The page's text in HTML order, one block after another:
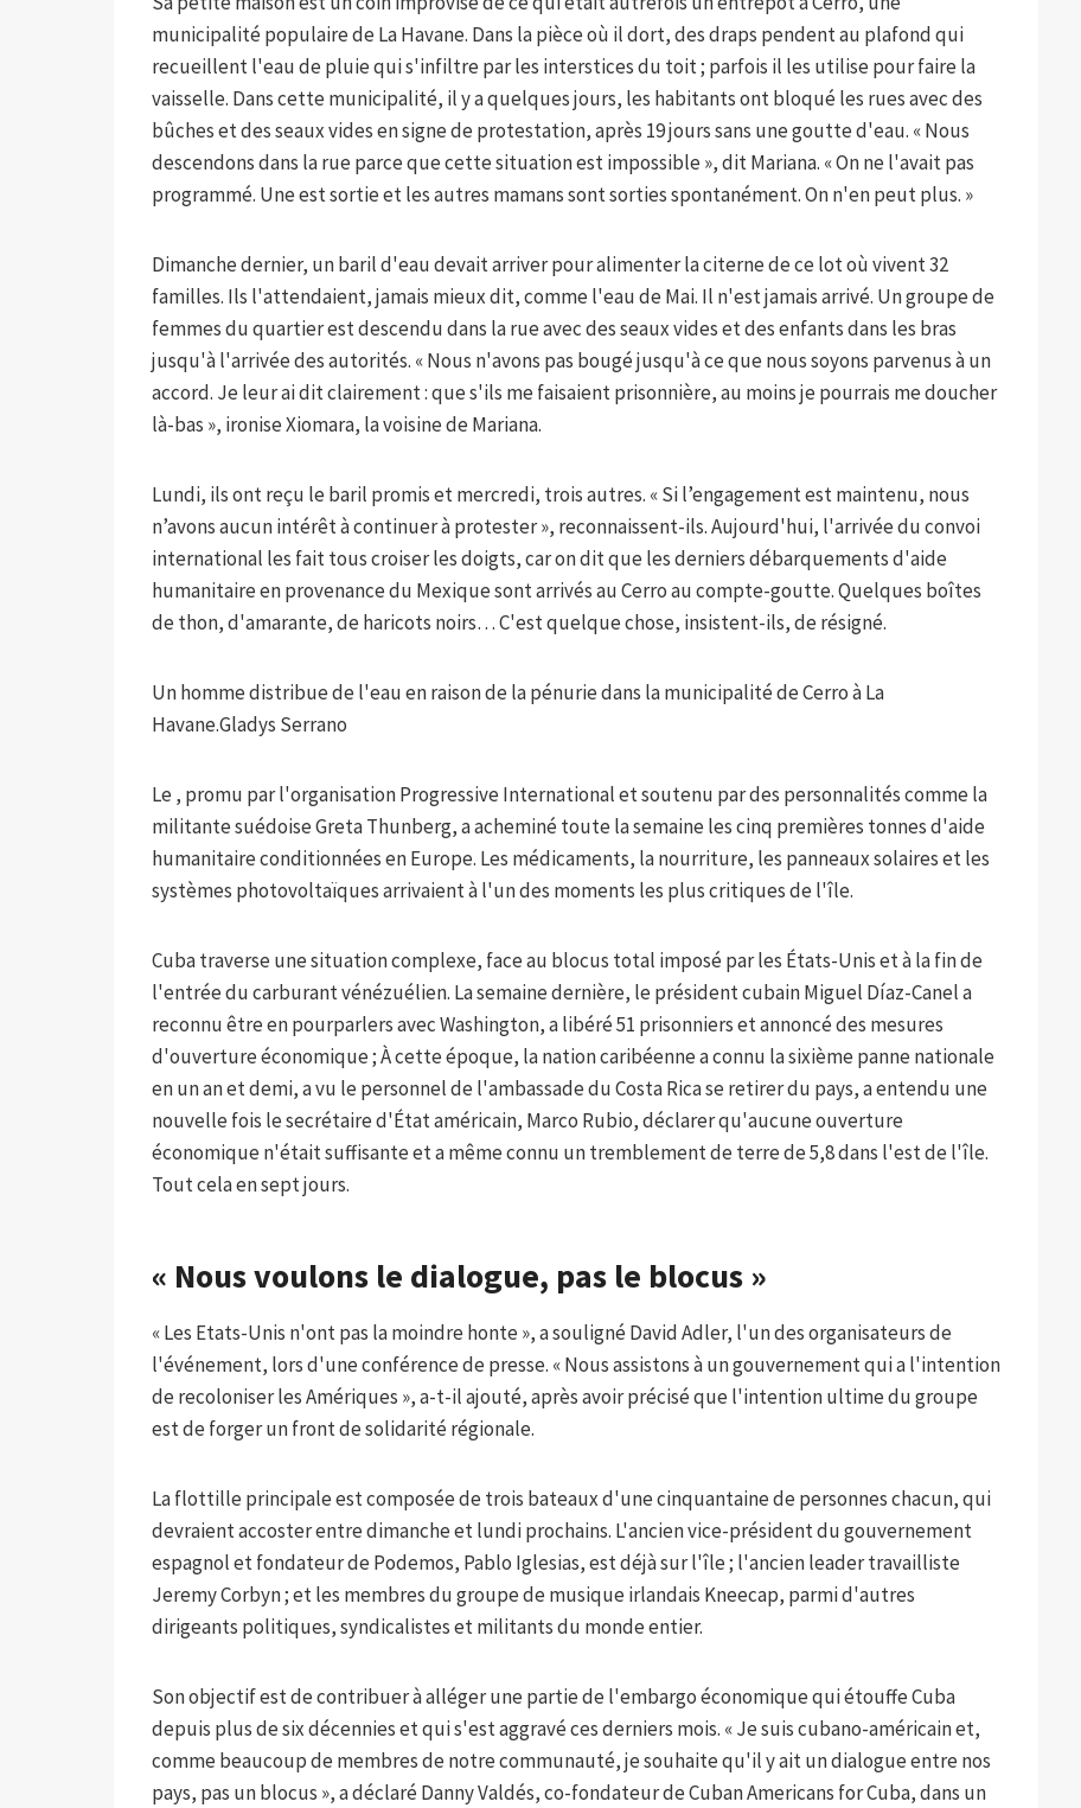
municipalité populaire de La Havane. Dans la pièce où il dort, des draps pendent au plafond qui
recueillent l'eau de pluie qui s'infiltre par les interstices du toit ; parfois il les utilise pour faire la
vaisselle. Dans cette municipalité, il y a quelques jours, les habitants ont bloqué les rues avec des
bûches et des seaux vides en signe de protestation, après 19 jours sans une goutte d'eau. « Nous
descendons dans la rue parce que cette situation est impossible », dit Mariana. « On ne l'avait pas
programmé. Une est sortie et les autres mamans sont sorties spontanément. On n'en peut plus. »
Dimanche dernier, un baril d'eau devait arriver pour alimenter la citerne de ce lot où vivent 32
familles. Ils l'attendaient, jamais mieux dit, comme l'eau de Mai. Il n'est jamais arrivé. Un groupe de
femmes du quartier est descendu dans la rue avec des seaux vides et des enfants dans les bras
jusqu'à l'arrivée des autorités. « Nous n'avons pas bougé jusqu'à ce que nous soyons parvenus à un
accord. Je leur ai dit clairement : que s'ils me faisaient prisonnière, au moins je pourrais me doucher
là-bas », ironise Xiomara, la voisine de Mariana.
Lundi, ils ont reçu le baril promis et mercredi, trois autres. « Si l’engagement est maintenu, nous
n’avons aucun intérêt à continuer à protester », reconnaissent-ils. Aujourd'hui, l'arrivée du convoi
international les fait tous croiser les doigts, car on dit que les derniers débarquements d'aide
humanitaire en provenance du Mexique sont arrivés au Cerro au compte-goutte. Quelques boîtes
de thon, d'amarante, de haricots noirs… C'est quelque chose, insistent-ils, de résigné.
Un homme distribue de l'eau en raison de la pénurie dans la municipalité de Cerro à La
Havane.Gladys Serrano
Le , promu par l'organisation Progressive International et soutenu par des personnalités comme la
militante suédoise Greta Thunberg, a acheminé toute la semaine les cinq premières tonnes d'aide
humanitaire conditionnées en Europe. Les médicaments, la nourriture, les panneaux solaires et les
systèmes photovoltaïques arrivaient à l'un des moments les plus critiques de l'île.
Cuba traverse une situation complexe, face au blocus total imposé par les États-Unis et à la fin de
l'entrée du carburant vénézuélien. La semaine dernière, le président cubain Miguel Díaz-Canel a
reconnu être en pourparlers avec Washington, a libéré 51 prisonniers et annoncé des mesures
d'ouverture économique ; À cette époque, la nation caribéenne a connu la sixième panne nationale
en un an et demi, a vu le personnel de l'ambassade du Costa Rica se retirer du pays, a entendu une
nouvelle fois le secrétaire d'État américain, Marco Rubio, déclarer qu'aucune ouverture
économique n'était suffisante et a même connu un tremblement de terre de 5,8 dans l'est de l'île.
Tout cela en sept jours.
« Nous voulons le dialogue, pas le blocus »
« Les Etats-Unis n'ont pas la moindre honte », a souligné David Adler, l'un des organisateurs de
l'événement, lors d'une conférence de presse. « Nous assistons à un gouvernement qui a l'intention
de recoloniser les Amériques », a-t-il ajouté, après avoir précisé que l'intention ultime du groupe
est de forger un front de solidarité régionale.
La flottille principale est composée de trois bateaux d'une cinquantaine de personnes chacun, qui
devraient accoster entre dimanche et lundi prochains. L'ancien vice-président du gouvernement
espagnol et fondateur de Podemos, Pablo Iglesias, est déjà sur l'île ; l'ancien leader travailliste
Jeremy Corbyn ; et les membres du groupe de musique irlandais Kneecap, parmi d'autres
dirigeants politiques, syndicalistes et militants du monde entier.
Son objectif est de contribuer à alléger une partie de l'embargo économique qui étouffe Cuba
depuis plus de six décennies et qui s'est aggravé ces derniers mois. « Je suis cubano-américain et,
comme beaucoup de membres de notre communauté, je souhaite qu'il y ait un dialogue entre nos
pays, pas un blocus », a déclaré Danny Valdés, co-fondateur de Cuban Americans for Cuba, dans un